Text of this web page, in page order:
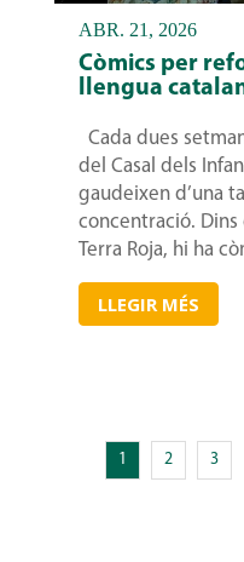
Còmics per
llengua
Cada dues
del Casal dels
gaudeixen d’una
concentració. Dins
Terra Roja, hi ha
LLEGIR MÉS
ABR. 21, 2026
1 2 3